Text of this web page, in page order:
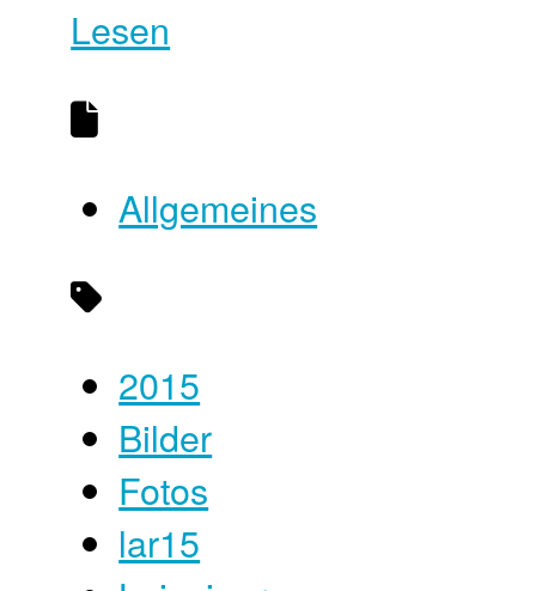
Lesen
Allgemeines
2015
Bilder
Fotos
lar15